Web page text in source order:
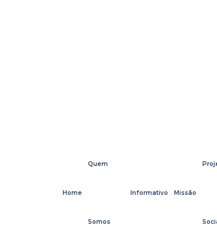
Home
Quem
Somos
Informativo Missão